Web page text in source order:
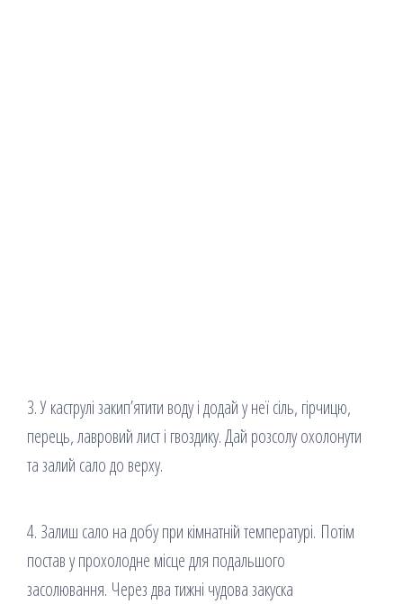
3. У каструлі закип’ятити воду і додай у неї сіль, гірчицю,
перець, лавровий лист і гвоздику. Дай розсолу охолонути
та залий сало до верху.
4. Залиш сало на добу при кімнатній температурі. Потім
постав у прохолодне місце для подальшого
засолювання. Через два тижні чудова закуска